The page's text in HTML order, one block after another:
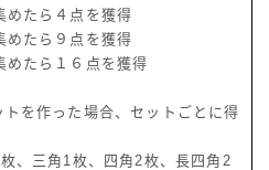
めたら４点を獲得
めたら９点を獲得
めたら１６点を獲得
を作った場合、セットごとに得
枚、三角1枚、四角2枚、長四角2